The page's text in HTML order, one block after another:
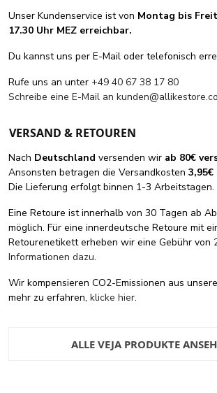
Unser Kundenservice ist von Montag bis
17.30 Uhr MEZ erreichbar.
Du kannst uns per E-Mail oder telefonisch
Rufe uns an unter +49 40 67 38 17 80
Schreibe eine E-Mail an
VERSAND & RETOUREN
Nach Deutschland versenden wir ab 80€
Ansonsten betragen die Versandkosten
Die Lieferung erfolgt binnen 1-3 Arbeitstagen.
Eine Retoure ist innerhalb von 30 Tagen ab
möglich. Für eine innerdeutsche Retoure mit
Retourenetikett erheben wir eine Gebühr von
Informationen dazu.
Wir kompensieren CO2-Emissionen aus
mehr zu erfahren, klicke hier.
ALLE VEJA PRODUKTE